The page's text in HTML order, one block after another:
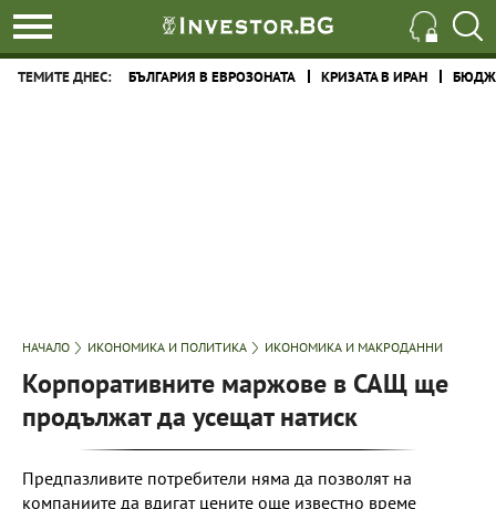
ТЕМИТЕ ДНЕС: БЪЛГАРИЯ В ЕВРОЗОНАТА КРИЗАТА В ИРАН
НАЧАЛО ИКОНОМИКА И ПОЛИТИКА ИКОНОМИКА И МАКРОДАННИ
Корпоративните маржове в САЩ ще
продължат да усещат натиск
Предпазливите потребители няма да позволят на
компаниите да вдигат цените още известно време